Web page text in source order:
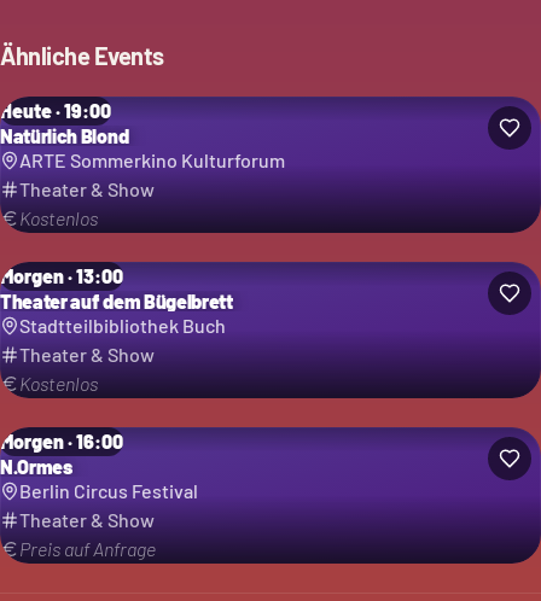
Ähnliche Events
Heute · 19:00
Natürlich Blond
ARTE Sommerkino Kulturforum
Theater & Show
Kostenlos
Morgen · 13:00
Theater auf dem Bügelbrett
Stadtteilbibliothek Buch
Theater & Show
Kostenlos
Morgen · 16:00
N.Ormes
Berlin Circus Festival
Theater & Show
Preis auf Anfrage